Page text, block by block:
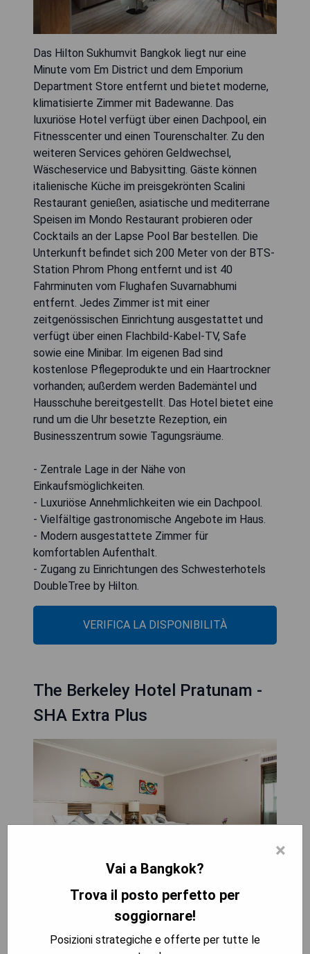
Das Hilton Sukhumvit Bangkok liegt nur eine
Minute vom Em District und dem Emporium
Department Store entfernt und bietet moderne,
klimatisierte Zimmer mit Badewanne. Das
luxuriöse Hotel verfügt über einen Dachpool, ein
Fitnesscenter und einen Tourenschalter. Zu den
weiteren Services gehören Geldwechsel,
Wäscheservice und Babysitting. Gäste können
italienische Küche im preisgekrönten Scalini
Restaurant genießen, asiatische und mediterrane
Speisen im Mondo Restaurant probieren oder
Cocktails an der Lapse Pool Bar bestellen. Die
Unterkunft befindet sich 200 Meter von der BTS-
Station Phrom Phong entfernt und ist 40
Fahrminuten vom Flughafen Suvarnabhumi
entfernt. Jedes Zimmer ist mit einer
zeitgenössischen Einrichtung ausgestattet und
verfügt über einen Flachbild-Kabel-TV, Safe
sowie eine Minibar. Im eigenen Bad sind
kostenlose Pflegeprodukte und ein Haartrockner
vorhanden; außerdem werden Bademäntel und
Hausschuhe bereitgestellt. Das Hotel bietet eine
rund um die Uhr besetzte Rezeption, ein
Businesszentrum sowie Tagungsräume.
- Zentrale Lage in der Nähe von
Einkaufsmöglichkeiten.
- Luxuriöse Annehmlichkeiten wie ein Dachpool.
- Vielfältige gastronomische Angebote im Haus.
- Modern ausgestattete Zimmer für
komfortablen Aufenthalt.
- Zugang zu Einrichtungen des Schwesterhotels
DoubleTree by Hilton.
VERIFICA LA DISPONIBILITÀ
The Berkeley Hotel Pratunam -
SHA Extra Plus
Das Berkeley Hotel Pratunam - SHA Extra Plus
befindet sich in Bangkok, nur 600 Meter vom
×
Vai a Bangkok?
Trova il posto perfetto per
soggiornare!
Posizioni strategiche e offerte per tutte le